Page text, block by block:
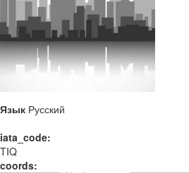
Язык Русский
iata_code:
TIQ
coords: